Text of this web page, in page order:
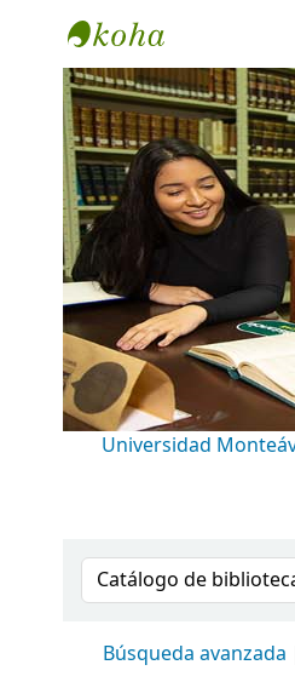
Biblioteca
Universidad
Buscar en el
Búsqueda avanzada